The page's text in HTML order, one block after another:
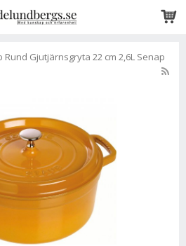
Rund Gjutjärnsgryta 22 cm 2,6L Senap